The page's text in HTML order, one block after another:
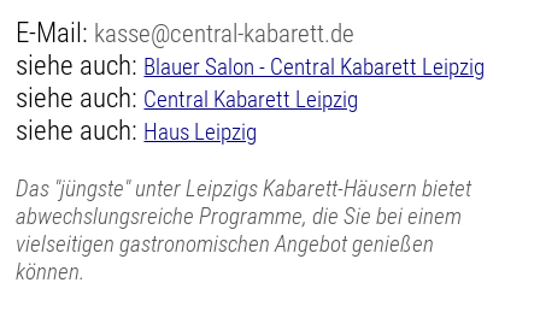
E-Mail: kasse@central-kabarett.de
siehe auch: Blauer Salon - Central Kabarett Leipzig
siehe auch: Central Kabarett Leipzig
siehe auch: Haus Leipzig
Das "jüngste" unter Leipzigs Kabarett-Häusern bietet
abwechslungsreiche Programme, die Sie bei einem
vielseitigen gastronomischen Angebot genießen
können.